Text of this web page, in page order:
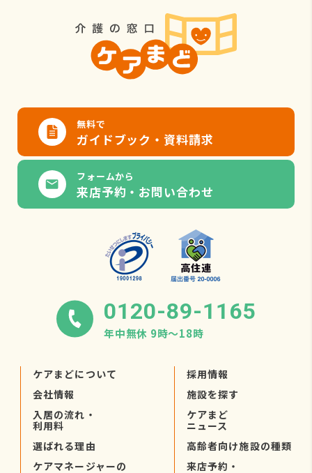
無料で
ガイドブック・資料請求
フォームから
来店予約・お問い合わせ
0120-89-1165
年中無休 9時〜18時
ケアまどについて
会社情報
入居の流れ・
利用料
選ばれる理由
ケアマネージャーの
採用情報
施設を探す
ケアまど
ニュース
高齢者向け施設の種類
来店予約・